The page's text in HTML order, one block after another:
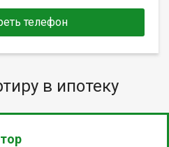
телефон
в ипотеку